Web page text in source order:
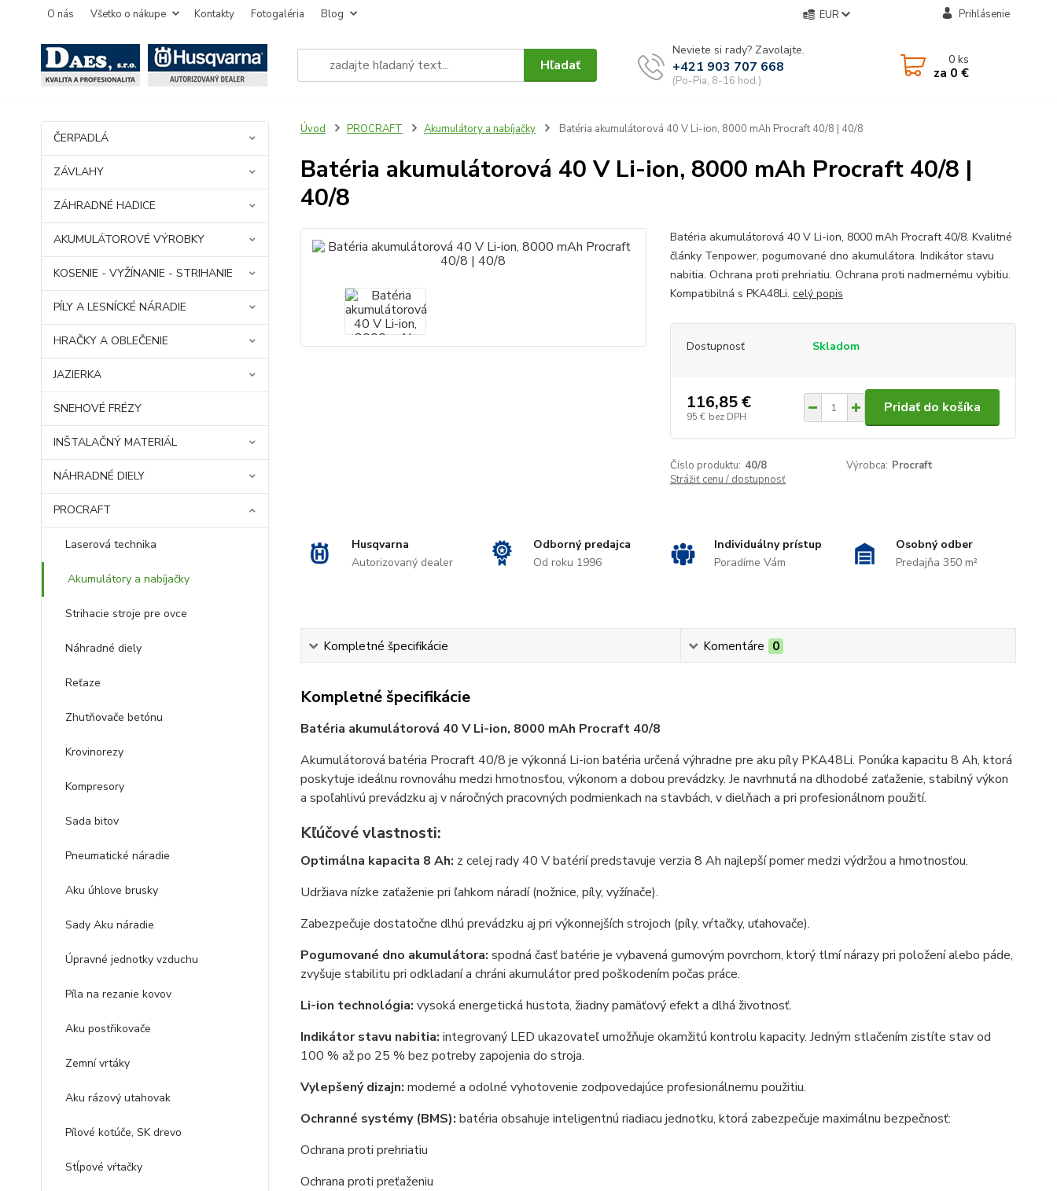
O nás Všetko o nákupe Kontakty Fotogaléria Blog EUR Prihlásenie
Hľadať
Neviete si rady? Zavolajte.
+421 903 707 668
(Po-Pia, 8-16 hod.)
0ks
za 0 €
ČERPADLÁ
ZÁVLAHY
ZÁHRADNÉ HADICE
AKUMULÁTOROVÉ VÝROBKY
KOSENIE - VYŽÍNANIE - STRIHANIE
PÍLY A LESNÍCKÉ NÁRADIE
HRAČKY A OBLEČENIE
JAZIERKA
SNEHOVÉ FRÉZY
INŠTALAČNÝ MATERIÁL
NÁHRADNÉ DIELY
PROCRAFT
Laserová technika
Akumulátory a nabíjačky
Strihacie stroje pre ovce
Náhradné diely
Reťaze
Zhutňovače betónu
Krovinorezy
Kompresory
Sada bitov
Pneumatické náradie
Aku úhlove brusky
Sady Aku náradie
Úpravné jednotky vzduchu
Píla na rezanie kovov
Aku postřikovače
Zemní vrtáky
Aku rázový utahovak
Pílové kotúče, SK drevo
Stĺpové vŕtačky
Úvod PROCRAFT Akumulátory a nabíjačky Batéria akumulátorová 40 V Li-ion, 8000 mAh Procraft 40/8 | 40/8
Batéria akumulátorová 40 V Li-ion, 8000 mAh Procraft 40/8 |
40/8
Batéria akumulátorová 40 V Li-ion, 8000 mAh Procraft 40/8. Kvalitné
články Tenpower, pogumované dno akumulátora. Indikátor stavu
nabitia. Ochrana proti prehriatiu. Ochrana proti nadmernému vybitiu.
Kompatibilná s PKA48Li. celý popis
Dostupnosť Skladom
116,85 €
95 € bez DPH
Pridať do košíka
Číslo produktu: 40/8 Výrobca: Procraft
Strážiť cenu / dostupnosť
Husqvarna
Autorizovaný dealer
Odborný predajca
Od roku 1996
Individuálny prístup
Poradíme Vám
Osobný odber
Predajňa 350 m²
Kompletné špecifikácie Komentáre 0
Kompletné špecifikácie
Batéria akumulátorová 40 V Li-ion, 8000 mAh Procraft 40/8
Akumulátorová batéria Procraft 40/8 je výkonná Li-ion batéria určená výhradne pre aku píly PKA48Li. Ponúka kapacitu 8 Ah, ktorá
poskytuje ideálnu rovnováhu medzi hmotnosťou, výkonom a dobou prevádzky. Je navrhnutá na dlhodobé zaťaženie, stabilný výkon
a spoľahlivú prevádzku aj v náročných pracovných podmienkach na stavbách, v dielňach a pri profesionálnom použití.
Kľúčové vlastnosti:
Optimálna kapacita 8 Ah: z celej rady 40 V batérií predstavuje verzia 8 Ah najlepší pomer medzi výdržou a hmotnosťou.
Udržiava nízke zaťaženie pri ľahkom náradí (nožnice, píly, vyžínače).
Zabezpečuje dostatočne dlhú prevádzku aj pri výkonnejších strojoch (píly, vŕtačky, uťahovače).
Pogumované dno akumulátora: spodná časť batérie je vybavená gumovým povrchom, ktorý tlmí nárazy pri položení alebo páde,
zvyšuje stabilitu pri odkladaní a chráni akumulátor pred poškodením počas práce.
Li-ion technológia: vysoká energetická hustota, žiadny pamäťový efekt a dlhá životnosť.
Indikátor stavu nabitia: integrovaný LED ukazovateľ umožňuje okamžitú kontrolu kapacity. Jedným stlačením zistíte stav od
100 % až po 25 % bez potreby zapojenia do stroja.
Vylepšený dizajn: moderné a odolné vyhotovenie zodpovedajúce profesionálnemu použitiu.
Ochranné systémy (BMS): batéria obsahuje inteligentnú riadiacu jednotku, ktorá zabezpečuje maximálnu bezpečnosť:
Ochrana proti prehriatiu
Ochrana proti preťaženiu